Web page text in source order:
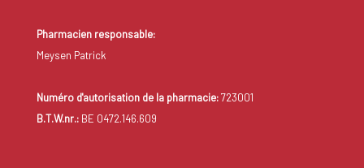
Pharmacien responsable:
Meysen Patrick
Numéro d'autorisation de la pharmacie:723001
B.T.W.nr.:BE 0472.146.609